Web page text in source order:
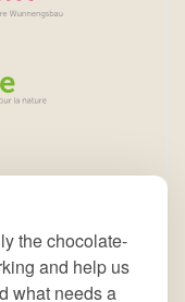
the chocolate-
and help us
what needs a